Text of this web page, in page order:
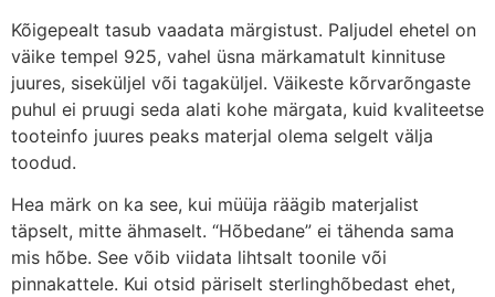
Kõigepealt tasub vaadata märgistust. Paljudel ehetel on
väike tempel 925, vahel üsna märkamatult kinnituse
juures, siseküljel või tagaküljel. Väikeste kõrvarõngaste
puhul ei pruugi seda alati kohe märgata, kuid kvaliteetse
tooteinfo juures peaks materjal olema selgelt välja
toodud.
Hea märk on ka see, kui müüja räägib materjalist
täpselt, mitte ähmaselt. “Hõbedane” ei tähenda sama
mis hõbe. See võib viidata lihtsalt toonile või
pinnakattele. Kui otsid päriselt sterlinghõbedast ehet,